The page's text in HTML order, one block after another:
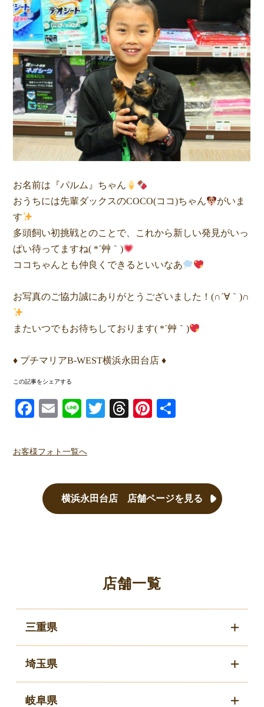
お名前は『パルム』ちゃん
おうちには先輩ダックスのCOCO(ココ)ちゃん がいま
す
多頭飼い初挑戦とのことで、これから新しい発見がいっ
ぱい待ってますね( *´艸｀)
ココちゃんとも仲良くできるといいなあ
お写真のご協力誠にありがとうございました！(∩´∀｀)∩
またいつでもお待ちしております( *´艸｀)
♦ プチマリアB-WEST横浜永田台店 ♦
この記事をシェアする
FacebookEmail Line Twitter Threads Pinterest
お客様フォト一覧へ
横浜永田台店 店舗ページを見る
店舗一覧
三重県
埼玉県
岐阜県